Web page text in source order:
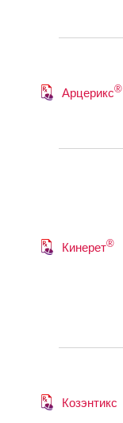
Арцерикс®
Кинерет®
Козэнтикс